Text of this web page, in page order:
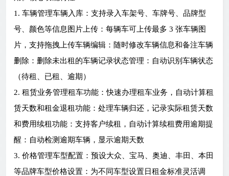
1. 车辆管理车辆入库：支持录入车架号、车牌号、品牌型
号、颜色等信息图片上传：每辆车可上传最多 3 张车辆图
片，支持拖拽上传车辆编辑：随时修改车辆信息和备注车辆
删除：删除未出租的车辆记录状态管理：自动识别车辆状态
（待租、已租、逾期）
2. 租赁业务管理租车功能：快速办理租车业务，自动计算租
赁天数和租金退租功能：处理车辆归还，记录实际租赁天数
和费用续租功能：支持客户续租，自动计算续租费用逾期提
醒：自动检测逾期车辆，显示逾期天数
3. 价格管理车型配置：预设大众、宝马、奥迪、丰田、本田
等品牌车型价格设置：为不同车型设置日租金标准灵活调